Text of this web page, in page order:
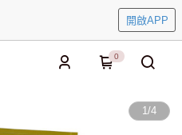
開啟APP
0
1/4